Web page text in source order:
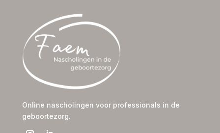
Online nascholingen voor professionals in de
geboortezorg.